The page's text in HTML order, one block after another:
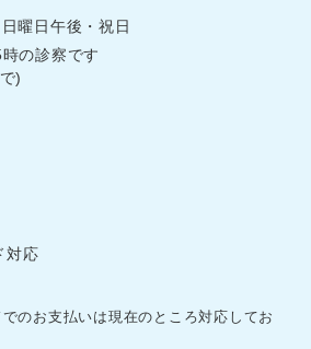
曜日午後・祝日
の診察です
)
対応
のお支払いは現在のところ対応してお